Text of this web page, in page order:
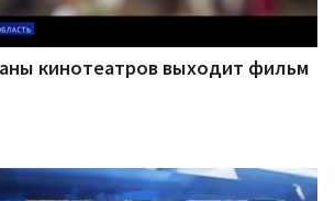
кинотеатров выходит фильм